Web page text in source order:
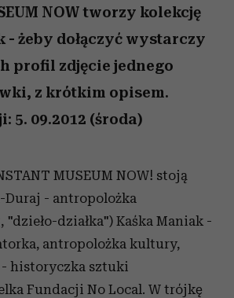
NOW tworzy kolekcję
- żeby dołączyć wystarczy
profil zdjęcie jednego
z krótkim opisem.
5. 09.2012 (środa)
MUSEUM NOW! stoją
Duraj - antropolożka
działka") Kaśka Maniak -
antropolożka kultury,
- historyczka sztuki
Fundacji No Local. W trójkę